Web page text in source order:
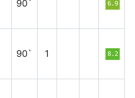
90` 6.9
90` 1 8.2